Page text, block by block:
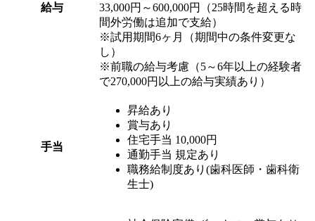
給与
33,000円～600,000円（25時間を超える時
間外労働は追加で支給）
※試用期間6ヶ月（期間中の条件変更な
し）
※前職の給与考慮（5～6年以上の経験者
で270,000円以上の給与実績あり）
手当
昇給あり
賞与あり
住宅手当 10,000円
通勤手当 規定あり
職務給制度あり(歯科医師・歯科衛
生士)